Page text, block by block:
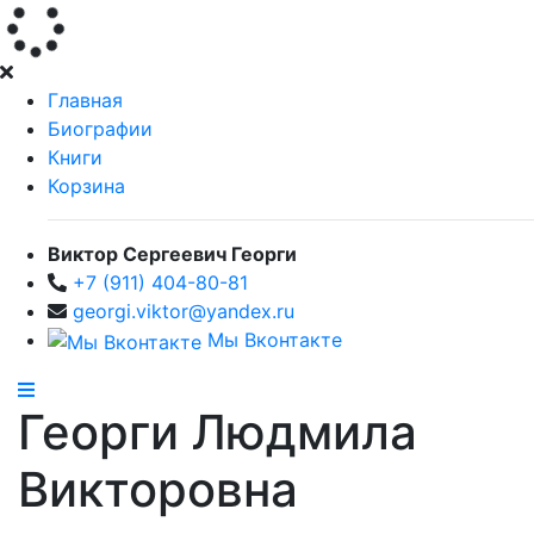
Главная
Биографии
Книги
Корзина
Виктор Сергеевич Георги
+7 (911) 404-80-81
georgi.viktor@yandex.ru
Мы Вконтакте
Георги Людмила
Викторовна